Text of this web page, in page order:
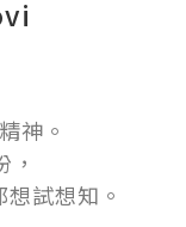
神。
試想知。